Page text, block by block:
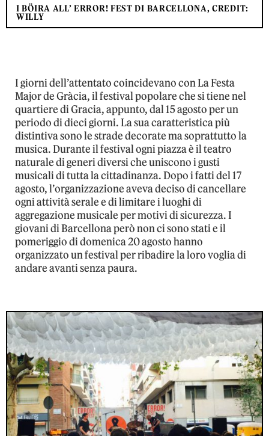
I BÖIRA ALL’ ERROR! FEST DI BARCELLONA, CREDIT:
WILLY
I giorni dell’attentato coincidevano con La Festa
Major de Gràcia, il festival popolare che si tiene nel
quartiere di Gracia, appunto, dal 15 agosto per un
periodo di dieci giorni. La sua caratteristica più
distintiva sono le strade decorate ma soprattutto la
musica. Durante il festival ogni piazza è il teatro
naturale di generi diversi che uniscono i gusti
musicali di tutta la cittadinanza. Dopo i fatti del 17
agosto, l’organizzazione aveva deciso di cancellare
ogni attività serale e di limitare i luoghi di
aggregazione musicale per motivi di sicurezza. I
giovani di Barcellona però non ci sono stati e il
pomeriggio di domenica 20 agosto hanno
organizzato un festival per ribadire la loro voglia di
andare avanti senza paura.